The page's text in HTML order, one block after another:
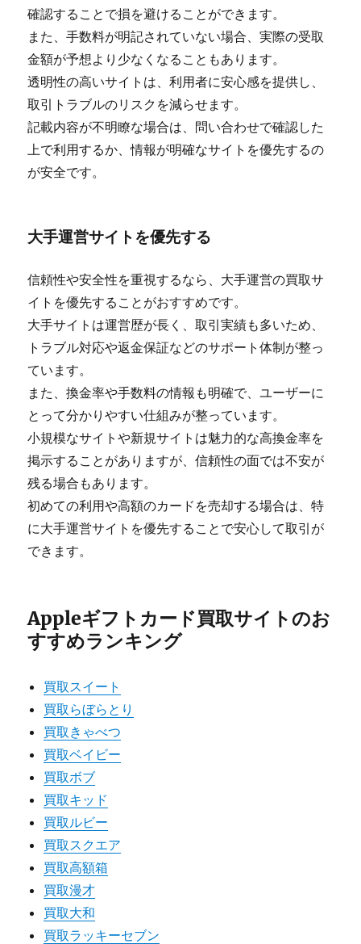
確認することで損を避けることができます。
また、手数料が明記されていない場合、実際の受取
金額が予想より少なくなることもあります。
透明性の高いサイトは、利用者に安心感を提供し、
取引トラブルのリスクを減らせます。
記載内容が不明瞭な場合は、問い合わせで確認した
上で利用するか、情報が明確なサイトを優先するの
が安全です。
大手運営サイトを優先する
信頼性や安全性を重視するなら、大手運営の買取サ
イトを優先することがおすすめです。
大手サイトは運営歴が長く、取引実績も多いため、
トラブル対応や返金保証などのサポート体制が整っ
ています。
また、換金率や手数料の情報も明確で、ユーザーに
とって分かりやすい仕組みが整っています。
小規模なサイトや新規サイトは魅力的な高換金率を
掲示することがありますが、信頼性の面では不安が
残る場合もあります。
初めての利用や高額のカードを売却する場合は、特
に大手運営サイトを優先することで安心して取引が
できます。
Appleギフトカード買取サイトのお
すすめランキング
買取スイート
買取らぼらとり
買取きゃべつ
買取ベイビー
買取ボブ
買取キッド
買取ルビー
買取スクエア
買取高額箱
買取漫才
買取大和
買取ラッキーセブン